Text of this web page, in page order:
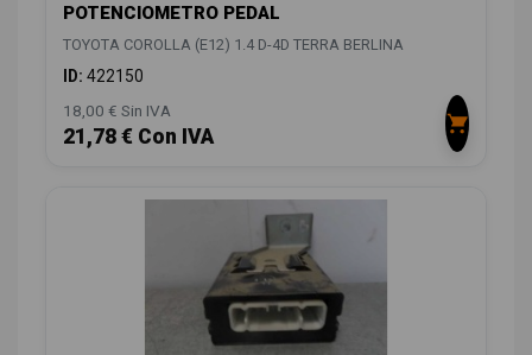
POTENCIOMETRO PEDAL
TOYOTA COROLLA (E12) 1.4 D-4D TERRA BERLINA
ID: 422150
18,00 € Sin IVA
21,78 € Con IVA